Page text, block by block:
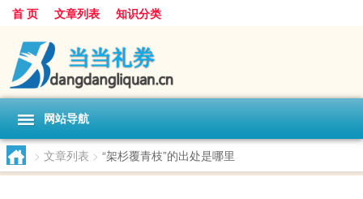
首 页 文章列表 知识分类
网站导航
> 文章列表 > “架杉覆青枝”的出处是哪里